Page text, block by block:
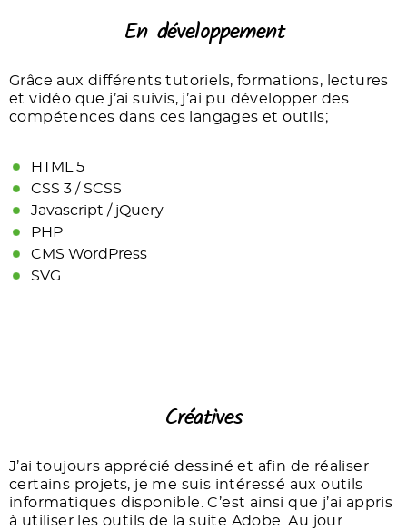
En développement
Grâce aux différents tutoriels, formations, lectures
et vidéo que j’ai suivis, j’ai pu développer des
compétences dans ces langages et outils;
HTML 5
CSS 3 / SCSS
Javascript / jQuery
PHP
CMS WordPress
SVG
Créatives
J’ai toujours apprécié dessiné et afin de réaliser
certains projets, je me suis intéressé aux outils
informatiques disponible. C’est ainsi que j’ai appris
à utiliser les outils de la suite Adobe. Au jour